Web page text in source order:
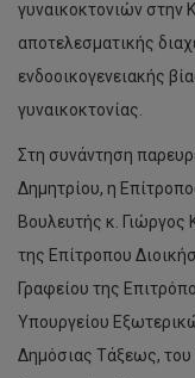
γυναικοκτονιών στην
αποτελεσματικής
ενδοοικογενειακής
γυναικοκτονίας.
Στη συνάντηση
Δημητρίου, η
Βουλευτής κ.
της Επίτροπου
Γραφείου της
Υπουργείου
Δημόσιας Τάξεως, του